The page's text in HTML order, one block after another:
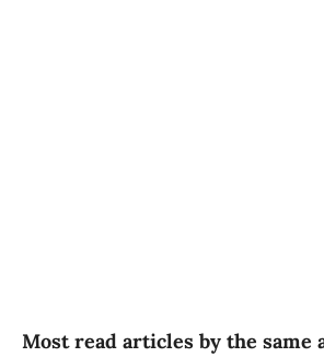
Most read articles by the same